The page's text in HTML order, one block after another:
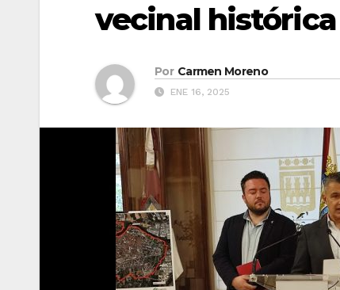
vecinal histórica
Por Carmen Moreno
ENE 16, 2025